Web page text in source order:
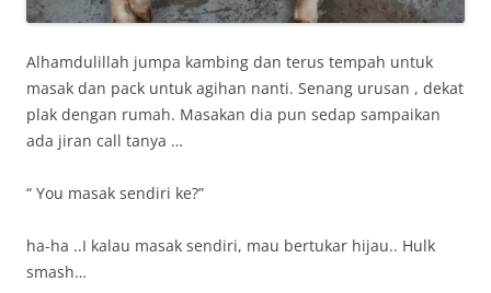
Alhamdulillah jumpa kambing dan terus tempah untuk
masak dan pack untuk agihan nanti. Senang urusan , dekat
plak dengan rumah. Masakan dia pun sedap sampaikan
ada jiran call tanya …
“ You masak sendiri ke?”
ha-ha ..I kalau masak sendiri, mau bertukar hijau.. Hulk
smash…